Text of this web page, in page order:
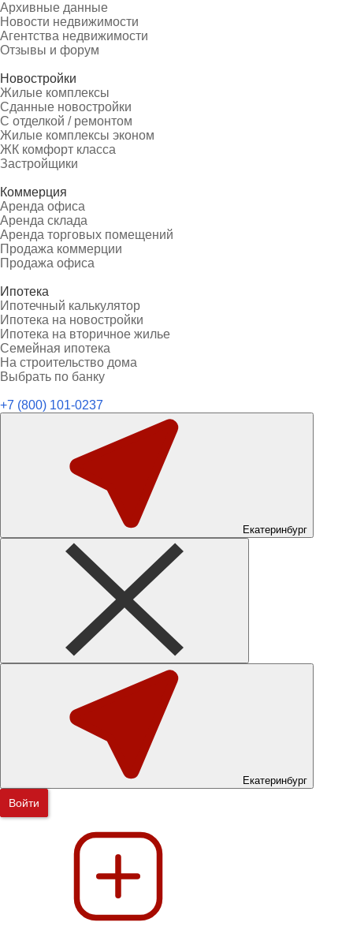
Архивные данные
Новости недвижимости
Агентства недвижимости
Отзывы и форум
Новостройки
Жилые комплексы
Сданные новостройки
С отделкой / ремонтом
Жилые комплексы эконом
ЖК комфорт класса
Застройщики
Коммерция
Аренда офиса
Аренда склада
Аренда торговых помещений
Продажа коммерции
Продажа офиса
Ипотека
Ипотечный калькулятор
Ипотека на новостройки
Ипотека на вторичное жилье
Семейная ипотека
На строительство дома
Выбрать по банку
+7 (800) 101-0237
Екатеринбург
Екатеринбург
Войти